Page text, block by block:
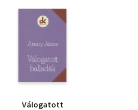
Válogatott